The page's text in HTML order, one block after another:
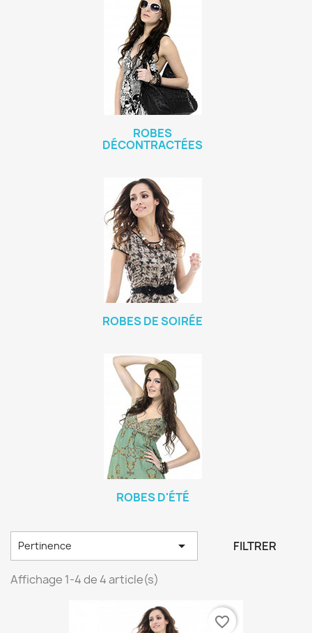
ROBES
DÉCONTRACTÉES
ROBES DE SOIRÉE
ROBES D'ÉTÉ
Pertinence  FILTRER
Affichage 1-4 de 4 article(s)
favorite_border